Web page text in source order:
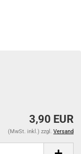
3,90 EUR
(MwSt. inkl.) zzgl. Versand